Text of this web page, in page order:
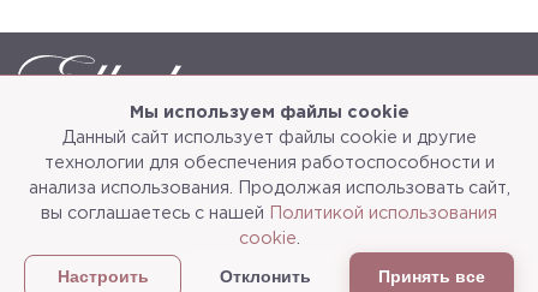
Мы используем файлы cookie
Данный сайт использует файлы cookie и другие
технологии для обеспечения работоспособности и
анализа использования. Продолжая использовать сайт,
вы соглашаетесь с нашей
Политикой использования
cookie
Настроить Отклонить Принять все
Каталог О компании
3d-тур
Сотрудничество Доставка и упаковка